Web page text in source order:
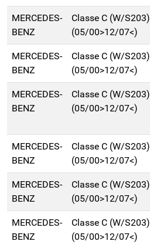
MERCEDES-
BENZ
Classe C (W/S203)
(05/00>12/07<)
MERCEDES-
BENZ
Classe C (W/S203)
(05/00>12/07<)
MERCEDES-
BENZ
Classe C (W/S203)
(05/00>12/07<)
MERCEDES-
BENZ
Classe C (W/S203)
(05/00>12/07<)
MERCEDES-
BENZ
Classe C (W/S203)
(05/00>12/07<)
MERCEDES-
BENZ
Classe C (W/S203)
(05/00>12/07<)